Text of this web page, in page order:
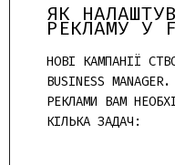
ЯК
РЕКЛАМУ У
НОВІ КАМПАНІЇ
BUSINESS
РЕКЛАМИ ВАМ
КІЛЬКА ЗАДАЧ: